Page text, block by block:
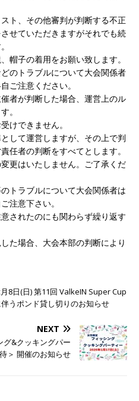
ト、その他審判が判断する不正
せていただきますがそれでも続
帽子の着用をお願い致します。
のトラブルについて大会関係者
ご注意ください。
者が判断した場合、運営上のル
。
けできません。
して運営しますが、その上で判
任者の判断をすべてとします。
更はいたしません。ご了承くだ
トラブルについて大会関係者は
注意下さい。
されたのにも関わらず繰り返す
た場合、大会本部の判断により
月8日(日) 第11回 ValkeIN Super Cup
うポンド貸し切りのお知らせ
NEXT
グ&クッキングパー
＞ 開催のお知らせ